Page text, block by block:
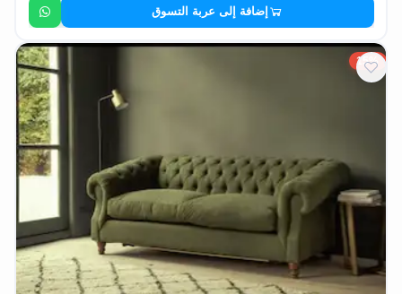
إضافة إلى عربة التسوق
15%